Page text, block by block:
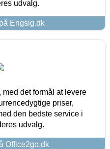
udvalg.
Engsig.dk
det formål at levere
priser,
den bedste service i
udvalg.
Office2go.dk